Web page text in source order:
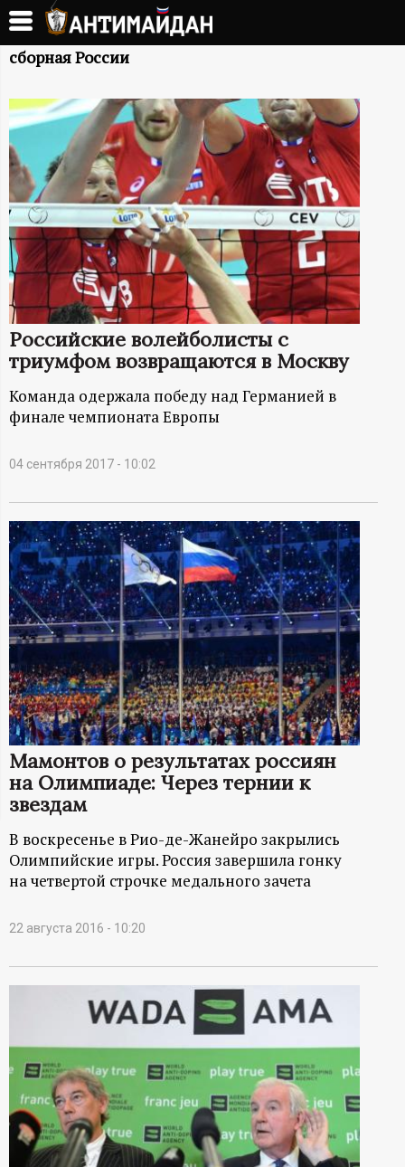
Перейти
основному
А
Н
Т
И
М
А
Й
Д
А
и
н
ф
о
р
м
а
ц
и
о
н
ы
й
п
сборная России
Российские волейболисты с
триумфом возвращаются в Москву
Команда одержала победу над Германией в
финале чемпионата Европы
04 сентября 2017 - 10:02
Мамонтов о результатах россиян
на Олимпиаде: Через тернии к
звездам
В воскресенье в Рио-де-Жанейро закрылись
Олимпийские игры. Россия завершила гонку
на четвертой строчке медального зачета
22 августа 2016 - 10:20